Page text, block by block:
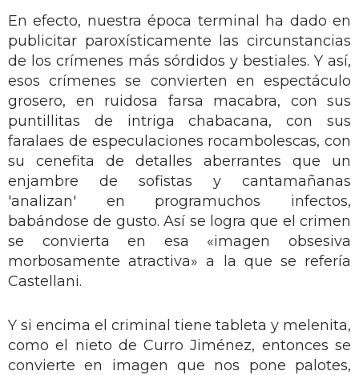
En efecto, nuestra época terminal ha dado en
publicitar paroxísticamente las circunstancias
de los crímenes más sórdidos y bestiales. Y así,
esos crímenes se convierten en espectáculo
grosero, en ruidosa farsa macabra, con sus
puntillitas de intriga chabacana, con sus
faralaes de especulaciones rocambolescas, con
su cenefita de detalles aberrantes que un
enjambre de sofistas y cantamañanas
'analizan' en programuchos infectos,
babándose de gusto. Así se logra que el crimen
se convierta en esa «imagen obsesiva
morbosamente atractiva» a la que se refería
Castellani.
Y si encima el criminal tiene tableta y melenita,
como el nieto de Curro Jiménez, entonces se
convierte en imagen que nos pone palotes,